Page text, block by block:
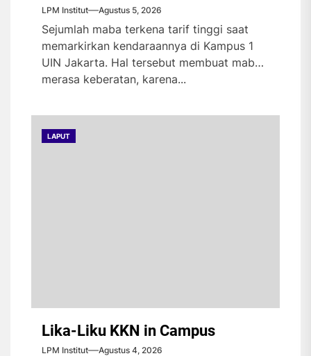
LPM Institut Agustus 5, 2026
Sejumlah maba terkena tarif tinggi saat
memarkirkan kendaraannya di Kampus 1
UIN Jakarta. Hal tersebut membuat maba
merasa keberatan, karena...
LAPUT
Lika-Liku KKN in Campus
LPM Institut Agustus 4, 2026